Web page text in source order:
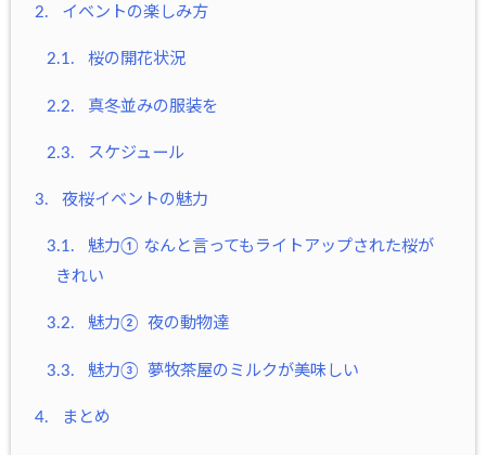
2. イベントの楽しみ方
2.1. 桜の開花状況
2.2. 真冬並みの服装を
2.3. スケジュール
3. 夜桜イベントの魅力
3.1.
魅力① なんと言ってもライトアップされた桜が
きれい
3.2. 魅力② 夜の動物達
3.3. 魅力③ 夢牧茶屋のミルクが美味しい
4. まとめ